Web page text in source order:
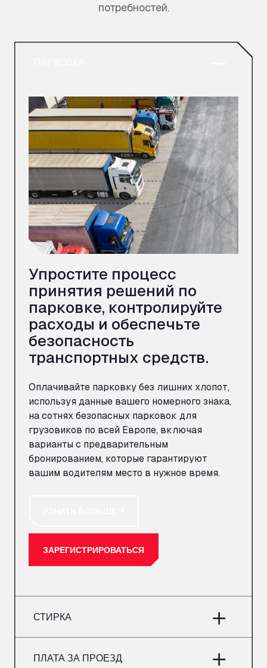
потребностей.
Упростите процесс
принятия решений по
парковке, контролируйте
расходы и обеспечьте
безопасность
транспортных средств.
Оплачивайте парковку без лишних хлопот,
используя данные вашего номерного знака,
на сотнях безопасных парковок для
грузовиков по всей Европе, включая
варианты с предварительным
бронированием, которые гарантируют
вашим водителям место в нужное время.
ЗАРЕГИСТРИРОВАТЬСЯ
СТИРКА
ПЛАТА ЗА ПРОЕЗД